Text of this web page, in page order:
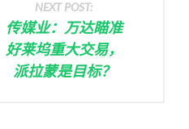
NEXT POST:
传媒业：万达瞄准
好莱坞重大交易，
派拉蒙是目标？